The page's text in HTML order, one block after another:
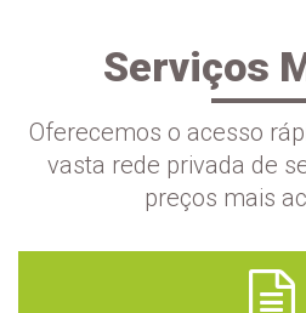
Serviços
Oferecemos o acesso
vasta rede privada de
preços mais